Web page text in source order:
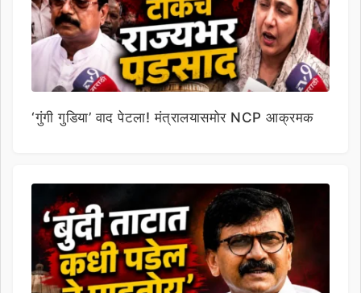
‘गुंगी गुडिया’ वाद पेटला! मंत्रालयासमोर NCP आक्रमक